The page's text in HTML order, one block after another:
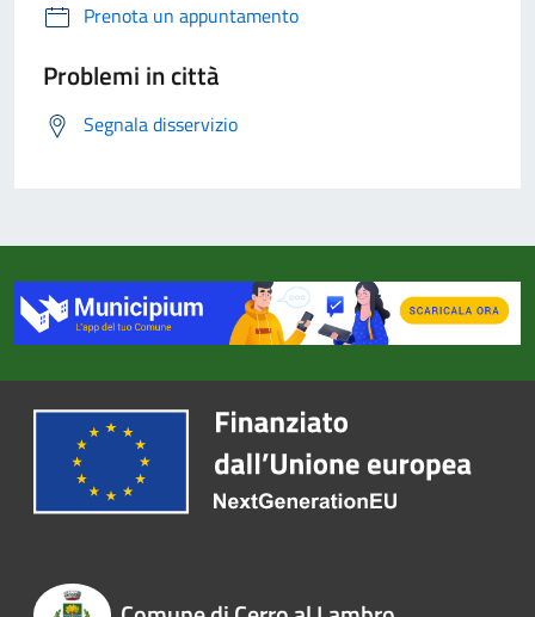
Prenota un appuntamento
Problemi in città
Segnala disservizio